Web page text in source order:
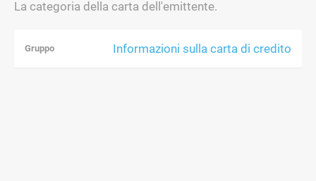
La categoria della carta dell'emittente.
Gruppo Informazioni sulla carta di credito